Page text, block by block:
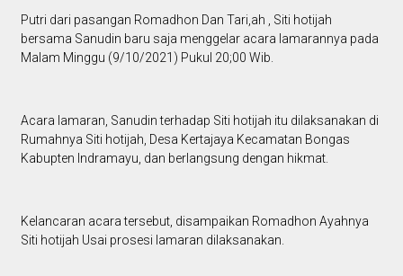
Putri dari pasangan Romadhon Dan Tari,ah , Siti hotijah
bersama Sanudin baru saja menggelar acara lamarannya pada
Malam Minggu (9/10/2021) Pukul 20;00 Wib.
Acara lamaran, Sanudin terhadap Siti hotijah itu dilaksanakan di
Rumahnya Siti hotijah, Desa Kertajaya Kecamatan Bongas
Kabupten Indramayu, dan berlangsung dengan hikmat.
Kelancaran acara tersebut, disampaikan Romadhon Ayahnya
Siti hotijah Usai prosesi lamaran dilaksanakan.